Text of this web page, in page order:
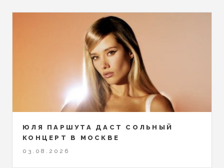
ЮЛЯ ПАРШУТА ДАСТ СОЛЬНЫЙ
КОНЦЕРТ В МОСКВЕ
03.08.2026